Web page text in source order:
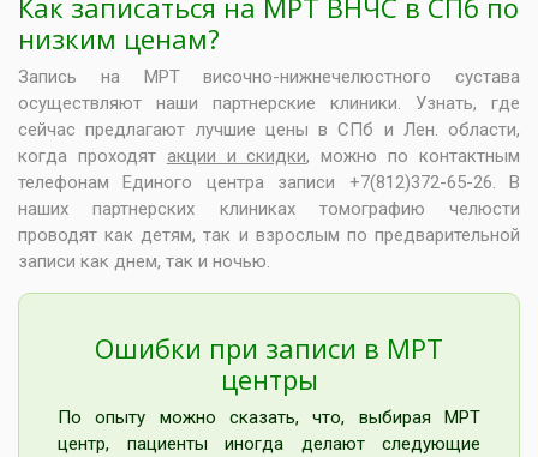
Как записаться на МРТ ВНЧС в СПб по
низким ценам?
Запись на МРТ височно-нижнечелюстного сустава
осуществляют наши партнерские клиники. Узнать, где
сейчас предлагают лучшие цены в СПб и Лен. области,
когда проходят акции и скидки, можно по контактным
телефонам Единого центра записи +7(812)372-65-26. В
наших партнерских клиниках томографию челюсти
проводят как детям, так и взрослым по предварительной
записи как днем, так и ночью.
Ошибки при записи в МРТ
центры
По опыту можно сказать, что, выбирая МРТ
центр, пациенты иногда делают следующие